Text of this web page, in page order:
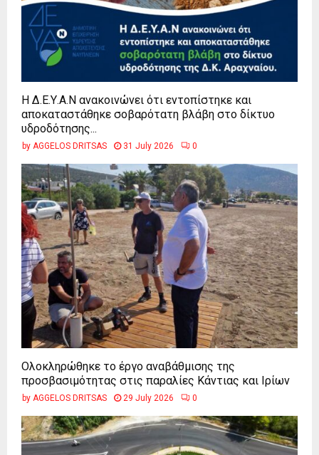
Η Δ.Ε.Υ.Α.Ν ανακοινώνει ότι εντοπίστηκε και
αποκαταστάθηκε σοβαρότατη βλάβη στο δίκτυο
υδροδότησης...
by AGGELOS DRITSAS 31 July 2026 0
Ολοκληρώθηκε το έργο αναβάθμισης της
προσβασιμότητας στις παραλίες Κάντιας και Ιρίων
by AGGELOS DRITSAS 29 July 2026 0